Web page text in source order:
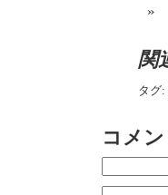
関
タグ:
コメ